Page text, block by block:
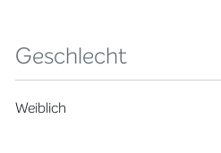
Geschlecht
Weiblich